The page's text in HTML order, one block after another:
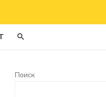
Поиск